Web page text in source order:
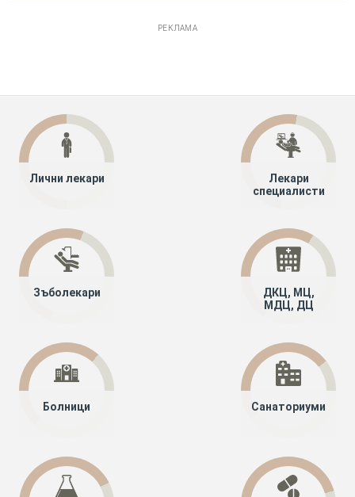
РЕКЛАМА
Лични лекари
Лекари
специалисти
Зъболекари
ДКЦ, МЦ,
МДЦ, ДЦ
Болници Санаториуми